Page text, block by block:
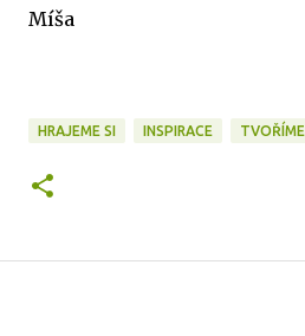
Míša
HRAJEME SI INSPIRACE TVOŘÍME